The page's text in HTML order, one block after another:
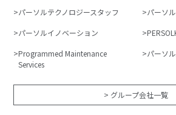
パーソルテクノロジースタッフ
パーソ
パーソルイノベーション
Programmed Maintenance
Services
パーソ
> グループ会社一覧